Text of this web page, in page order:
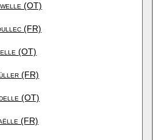
(OT)
(FR)
(OT)
(FR)
(OT)
(FR)